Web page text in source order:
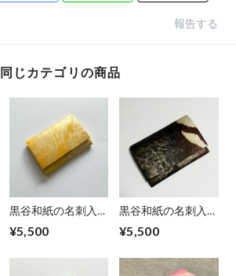
報告する
同じカテゴリの商品
黒谷和紙の名刺入れ
¥5,500
黒谷和紙の名刺入れ
¥5,500